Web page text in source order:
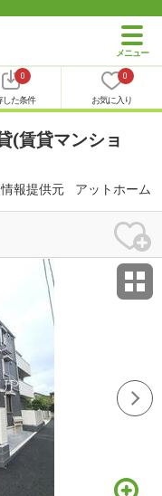
0
した条件
0
お気に入り
(賃貸マンショ
情報提供元 アットホーム